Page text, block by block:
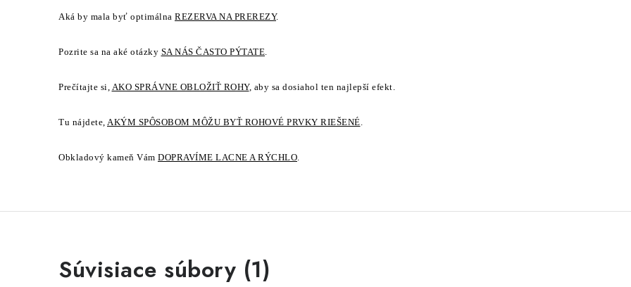
Aká by mala byť optimálna REZERVA NA PREREZY.
Pozrite sa na aké otázky SA NÁS ČASTO PÝTATE.
Prečítajte si, AKO SPRÁVNE OBLOŽIŤ ROHY, aby sa dosiahol ten najlepší efekt.
Tu nájdete, AKÝM SPÔSOBOM MÔŽU BYŤ ROHOVÉ PRVKY RIEŠENÉ.
Obkladový kameň Vám DOPRAVÍME LACNE A RÝCHLO.
Súvisiace súbory (1)